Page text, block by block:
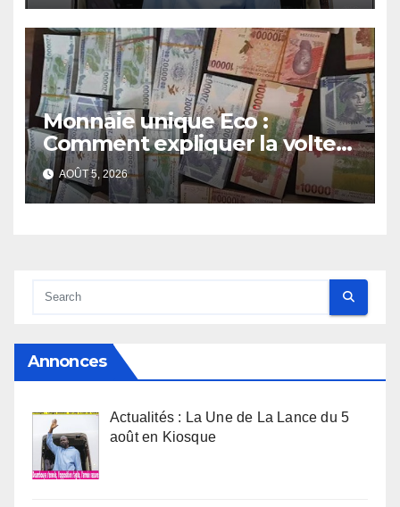
Monnaie unique Eco :
Comment expliquer la volte-
face de la Guinée
AOÛT 5, 2026
Annonces
Actualités : La Une de La Lance du 5
août en Kiosque